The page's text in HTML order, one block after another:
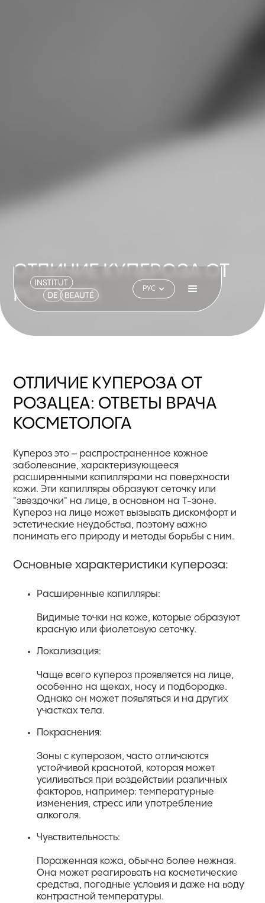
ОТЛИЧИЕ КУПЕРОЗА ОТ
РОЗАЦЕА
РУС
ОТЛИЧИЕ КУПЕРОЗА ОТ
РОЗАЦЕА: ОТВЕТЫ ВРАЧА
КОСМЕТОЛОГА
Купероз это – распространенное кожное
заболевание, характеризующееся
расширенными капиллярами на поверхности
кожи. Эти капилляры образуют сеточку или
"звездочки" на лице, в основном на Т-зоне.
Купероз на лице может вызывать дискомфорт и
эстетические неудобства, поэтому важно
понимать его природу и методы борьбы с ним.
Основные характеристики купероза:
Расширенные капилляры:
Видимые точки на коже, которые образуют
красную или фиолетовую сеточку.
Локализация:
Чаще всего купероз проявляется на лице,
особенно на щеках, носу и подбородке.
Однако он может появляться и на других
участках тела.
Покраснения:
Зоны с куперозом, часто отличаются
устойчивой краснотой, которая может
усиливаться при воздействии различных
факторов, например: температурные
изменения, стресс или употребление
алкоголя.
Чувствительность:
Пораженная кожа, обычно более нежная.
Она может реагировать на косметические
средства, погодные условия и даже на воду
контрастной температуры.